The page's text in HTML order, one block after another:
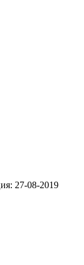
27-08-2019